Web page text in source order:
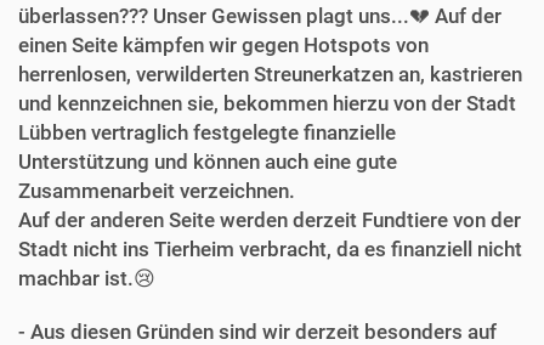
überlassen??? Unser Gewissen plagt uns...💔 Auf der
einen Seite kämpfen wir gegen Hotspots von
herrenlosen, verwilderten Streunerkatzen an, kastrieren
und kennzeichnen sie, bekommen hierzu von der Stadt
Lübben vertraglich festgelegte finanzielle
Unterstützung und können auch eine gute
Zusammenarbeit verzeichnen.
Auf der anderen Seite werden derzeit Fundtiere von der
Stadt nicht ins Tierheim verbracht, da es finanziell nicht
machbar ist.😢
- Aus diesen Gründen sind wir derzeit besonders auf